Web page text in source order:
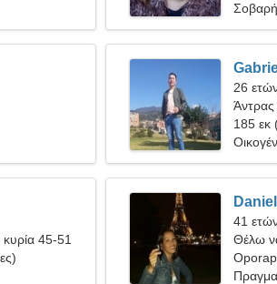
26
Άντρας
185 εκ
45-51
41
Θέλω